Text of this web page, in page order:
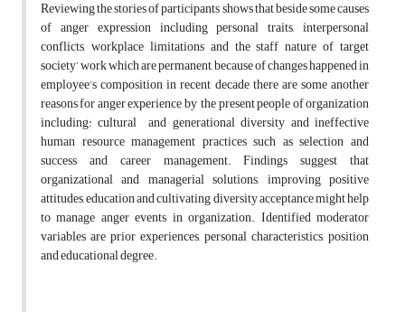
Reviewing the stories of participants shows that beside some causes
of anger expression including personal traits, interpersonal
conflicts, workplace limitations and the staff nature of target
society’ work which are permanent, because of changes happened in
employee’s composition in recent decade there are some another
reasons for anger experience by the present people of organization
including: cultural and generational diversity and ineffective
human resource management practices such as selection and
success and career management. Findings suggest that
organizational and managerial solutions, improving positive
attitudes, education and cultivating diversity acceptance might help
to manage anger events in organization. Identified moderator
variables are prior experiences, personal characteristics, position
and educational degree.